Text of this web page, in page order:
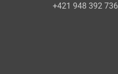
+421 948 392 736